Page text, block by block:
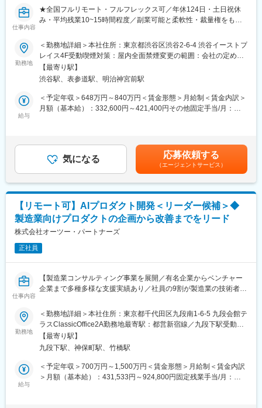
変更の範囲：会社の定める業務
織体制をさらに強化していきたいと考えております。
変更の範囲：会社の定める業務
仕事内容
★全国フルリモート・フルフレックス可／年休124日・土日祝休
み・平均残業10~15時間程度／副業可能と柔軟性・裁量権をもっ
★技術選定・アーキテクチャ設計など上流から入り込んだ経験を
することが可能！
AX事業部のテックリーダー／テックタレントとして、AI技術の価
値を最大化するシステム開発を推進していただきます。
PoCで得られた知見をもとに、実運用レベルのAIシステムやアプ
リケーションを設計・開発いただきます。
開発・運用のリード
・顧客課題の整理からソリューション設計までを一貫して実施
・AIモデルの実装・最適化（Python＋Azure環境）
＜業務特徴＞
・プライム案件多数
・要件定義からテスト、運用まで一気通貫で支援
【製造業向け製品に関する法規DX化支援】
法律違反の削減と効率化のために製品に関する法規情報のDXを推
ック自動化システムの構築を支援。
上記以外にも、以下のような事例がございます。
・配車アルゴリズムのPoC開発
※基本的には、PMを含めて2~3名で参画します。
勤務地
＜勤務地詳細＞本社住所：東京都渋谷区渋谷2-6-4 渋谷イーストプ
レイス4F受動喫煙対策：屋内全面禁煙変更の範囲：会社の定める
事業所（リモートワーク含む）
【最寄り駅】
渋谷駅、表参道駅、明治神宮前駅
給与
＜予定年収＞648万円～840万円＜賃金形態＞月給制＜賃金内訳＞
月額（基本給）：332,600円～421,400円その他固定手当/月：
残業手当＞有＜給与補足＞※経験・スキル等を考慮した上で決定い
たします。※年収には業績賞与（2回）を含みます。・住宅手当：
22,100円（全社員一律支給）■昇給：年2回■賞与：有（年2回)
※2025年度決算賞与実績あり（等級と業績により変動）賃金はあ
くまでも目安の金額であり、選考を通じて上下する可能性があり
ます。月給(月額)は固定手当を含めた表記です。
気になる 応募依頼する
（エージェントサービス）
【リモート可】AIプロダクト開発＜リーダー候補＞◆
製造業向けプロダクトの企画から改善までをリード
株式会社オーツー・パートナーズ
正社員
仕事内容
【製造業コンサルティング事業を展開／有名企業からベンチャー
企業まで多種多様な支援実績あり／社員の9割が製造業の技術者出
■業務概要：
製造業の設計開発領域に特化したAIエージェント「muspec」のプ
ロダクト開発をリードいただくポジションです。
本ポジションでは、AI技術そのものの研究開発にとどまらず、製
造業の実務課題を理解し、顧客・コンサルタント・エンジニアと
連携しながら、プロダクトの機能企画、要件定義、開発推進、品
質改善、導入後の改善サイクルまでをリードしていただきます。
勤務地
＜勤務地詳細＞本社住所：東京都千代田区九段南1-6-5 九段会館テ
ラスClassicOffice2A勤務地最寄駅：都営新宿線／九段下駅受動喫
煙対策：屋内全面禁煙変更の範囲：会社の定める事業所（リモー
トワーク含む）
【最寄り駅】
九段下駅、神保町駅、竹橋駅
給与
＜予定年収＞700万円～1,500万円＜賃金形態＞月給制＜賃金内訳
＞月額（基本給）：431,533円～924,800円固定残業手当/月：